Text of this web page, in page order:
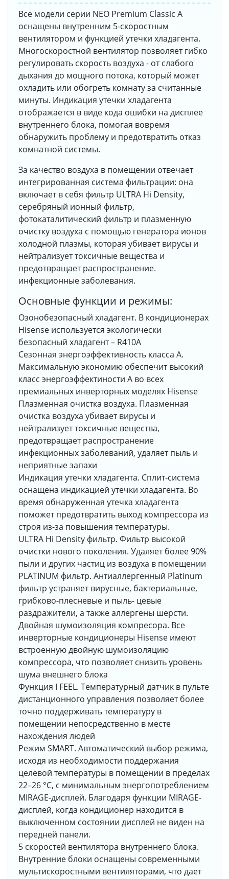
Все модели серии NEO Premium Classic A
оснащены внутренним 5-скоростным
вентилятором и функцией утечки хладагента.
Многоскоростной вентилятор позволяет гибко
регулировать скорость воздуха - от слабого
дыхания до мощного потока, который может
охладить или обогреть комнату за считанные
минуты. Индикация утечки хладагента
отображается в виде кода ошибки на дисплее
внутреннего блока, помогая вовремя
обнаружить проблему и предотвратить отказ
комнатной системы.
За качество воздуха в помещении отвечает
интегрированная система фильтрации: она
включает в себя фильтр ULTRA Hi Density,
серебряный ионный фильтр,
фотокаталитический фильтр и плазменную
очистку воздуха с помощью генератора ионов
холодной плазмы, которая убивает вирусы и
нейтрализует токсичные вещества и
предотвращает распространение.
инфекционные заболевания.
Основные функции и режимы:
Озонобезопасный хладагент. В кондиционерах
Hisense используется экологически
безопасный хладагент – R410A
Сезонная энергоэффективность класса А.
Максимальную экономию обеспечит высокий
класс энергоэффектиности А во всех
премиальных инверторных моделях Hisense
Плазменная очистка воздуха. Плазменная
очистка воздуха убивает вирусы и
нейтрализует токсичные вещества,
предотвращает распространение
инфекционных заболеваний, удаляет пыль и
неприятные запахи
Индикация утечки хладагента. Сплит-система
оснащена индикацией утечки хладагента. Во
время обнаруженная утечка хладагента
поможет предотвратить выход компрессора из
строя из-за повышения температуры.
ULTRA Hi Density фильтр. Фильтр высокой
очистки нового поколения. Удаляет более 90%
пыли и других частиц из воздуха в помещении
PLATINUM фильтр. Антиаллергенный Platinum
фильтр устраняет вирусные, бактериальные,
грибково-плесневые и пыль- цевые
раздражители, а также аллергены шерсти.
Двойная шумоизоляция компресора. Все
инверторные кондиционеры Hisense имеют
встроенную двойную шумоизоляцию
компрессора, что позволяет снизить уровень
шума внешнего блока
Функция I FEEL. Температурный датчик в пульте
дистанционного управления позволяет более
точно поддерживать температуру в
помещении непосредственно в месте
нахождения людей
Режим SMART. Автоматический выбор режима,
исходя из необходимости поддержания
целевой температуры в помещении в пределах
22–26 °С, с минимальным энергопотреблением
MIRAGE-дисплей. Благодаря функции MIRAGE-
дисплей, когда кондиционер находится в
выключенном состоянии дисплей не виден на
передней панели.
5 скоростей вентилятора внутреннего блока.
Внутренние блоки оснащены современными
мультискоростными вентиляторами, что дает